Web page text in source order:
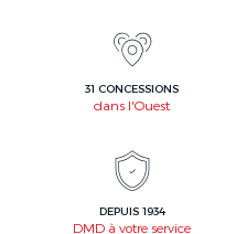
31 CONCESSIONS
dans l'Ouest
DEPUIS 1934
DMD à votre service